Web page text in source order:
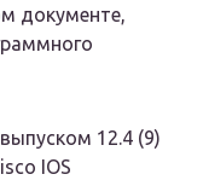
документе,
12.4 (9)
IOS